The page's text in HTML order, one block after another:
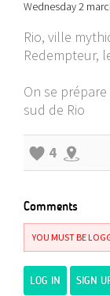
Wednesday 2
Rio, ville
Redempteur,
On se
sud de Rio
4
Comments
YOU MUST BE
LOG IN SIGN